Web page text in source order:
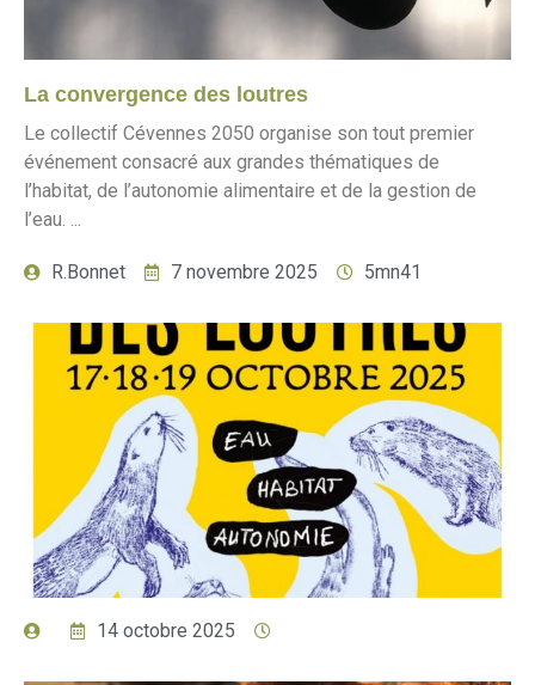
La convergence des loutres
Le collectif Cévennes 2050 organise son tout premier
événement consacré aux grandes thématiques de
l’habitat, de l’autonomie alimentaire et de la gestion de
l’eau. ...
R.Bonnet 7 novembre 2025 5mn41
14 octobre 2025